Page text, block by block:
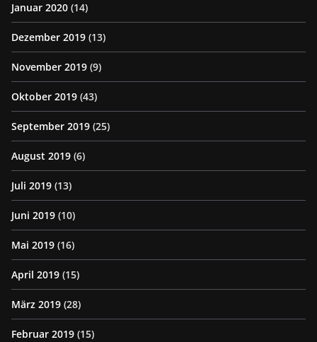
Januar 2020 (14)
Dezember 2019 (13)
November 2019 (9)
Oktober 2019 (43)
September 2019 (25)
August 2019 (6)
Juli 2019 (13)
Juni 2019 (10)
Mai 2019 (16)
April 2019 (15)
März 2019 (28)
Februar 2019 (15)